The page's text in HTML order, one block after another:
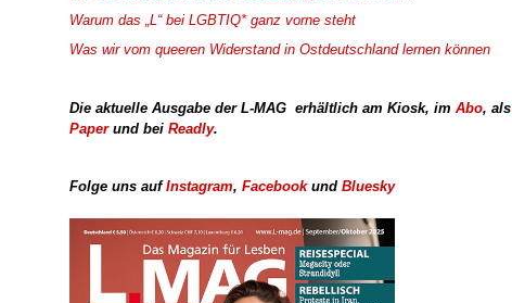
Warum das „L“ bei LGBTIQ* ganz vorne steht
Was wir vom queeren Widerstand in Ostdeutschland lernen können
Die aktuelle Ausgabe der L-MAG erhältlich am Kiosk, im Abo, als
Paper und bei Readly.
Folge uns aufInstagram, Facebook und Bluesky